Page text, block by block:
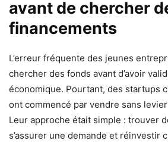
avant de chercher
financements
L’erreur fréquente des jeunes
chercher des fonds avant d’avoir
économique. Pourtant, des startups
ont commencé par vendre sans
Leur approche était simple : trouver
s’assurer une demande et réinvestir